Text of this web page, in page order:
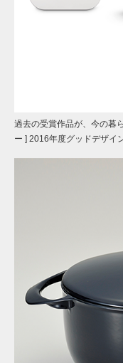
過去の受賞作品が、今の暮
ー ] 2016年度グッドデザイ